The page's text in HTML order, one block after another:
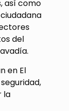
así como
del
en El
la